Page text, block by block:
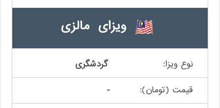
ویزای مالزی
گردشگری
-